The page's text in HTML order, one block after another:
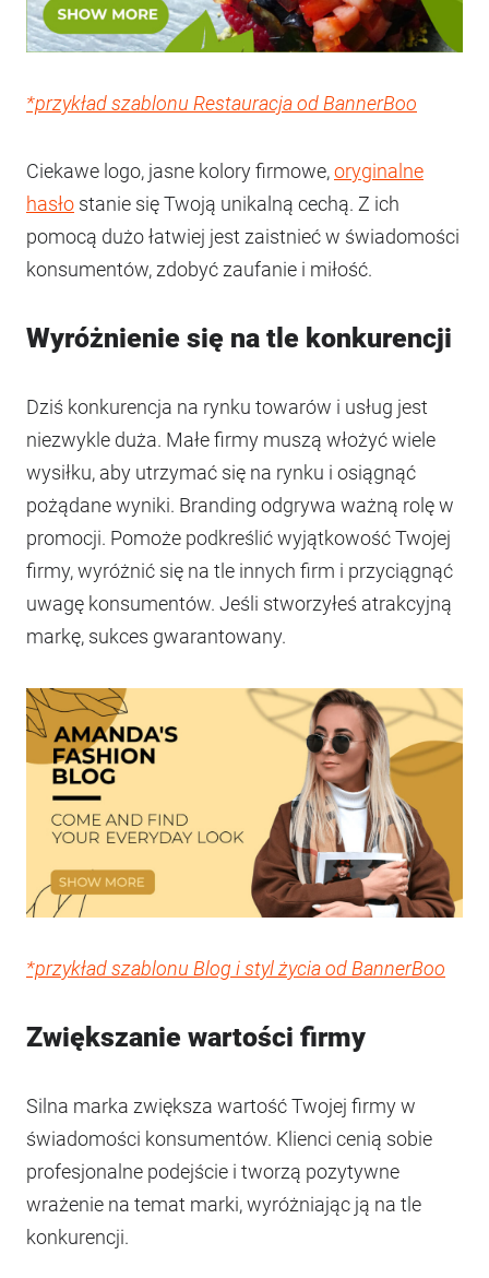
*przykład szablonu Restauracja od BannerBoo
Ciekawe logo, jasne kolory firmowe,oryginalne
hasło stanie się Twoją unikalną cechą. Z ich
pomocą dużo łatwiej jest zaistnieć w świadomości
konsumentów, zdobyć zaufanie i miłość.
Wyróżnienie się na tle konkurencji
Dziś konkurencja na rynku towarów i usług jest
niezwykle duża. Małe firmy muszą włożyć wiele
wysiłku, aby utrzymać się na rynku i osiągnąć
pożądane wyniki. Branding odgrywa ważną rolę w
promocji. Pomoże podkreślić wyjątkowość Twojej
firmy, wyróżnić się na tle innych firm i przyciągnąć
uwagę konsumentów. Jeśli stworzyłeś atrakcyjną
markę, sukces gwarantowany.
*przykład szablonu Blog i styl życia od BannerBoo
Zwiększanie wartości firmy
Silna marka zwiększa wartość Twojej firmy w
świadomości konsumentów. Klienci cenią sobie
profesjonalne podejście i tworzą pozytywne
wrażenie na temat marki, wyróżniając ją na tle
konkurencji.